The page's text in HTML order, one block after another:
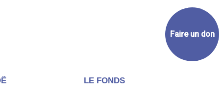
Faire un don
LE FONDS